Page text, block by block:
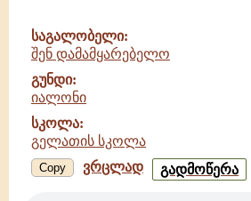
საგალობელი:
შენ დამამყარებელო
გუნდი:
იალონი
სკოლა:
გელათის სკოლა
Copy ვრცლად შენ
დამამყარებელო
გადმოწერა